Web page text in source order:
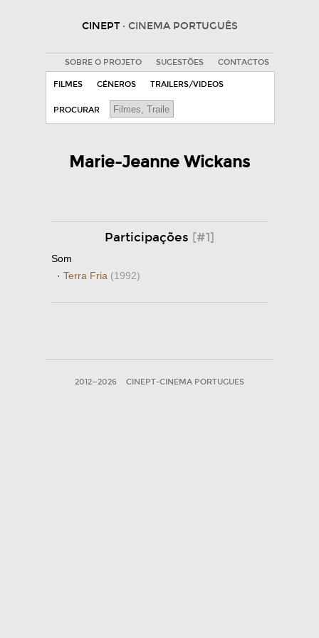
CINEPT · CINEMA PORTUGUÊS
SOBRE O PROJETO SUGESTÕES CONTACTOS
FILMES GÉNEROS TRAILERS/VIDEOS
PROCURAR
Marie-Jeanne Wickans
Participações [#1]
Som
· Terra Fria (1992)
2012—2026 CINEPT-CINEMA PORTUGUES